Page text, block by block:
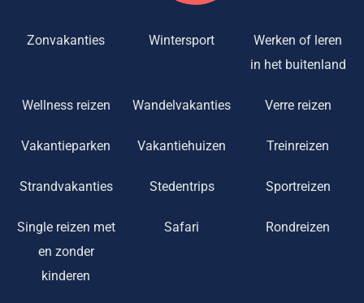
Zonvakanties Wintersport
Werken of leren
in het buitenland
Wellness reizen Wandelvakanties Verre reizen
Vakantieparken Vakantiehuizen Treinreizen
Strandvakanties Stedentrips Sportreizen
Single reizen met
en zonder
kinderen
Safari Rondreizen